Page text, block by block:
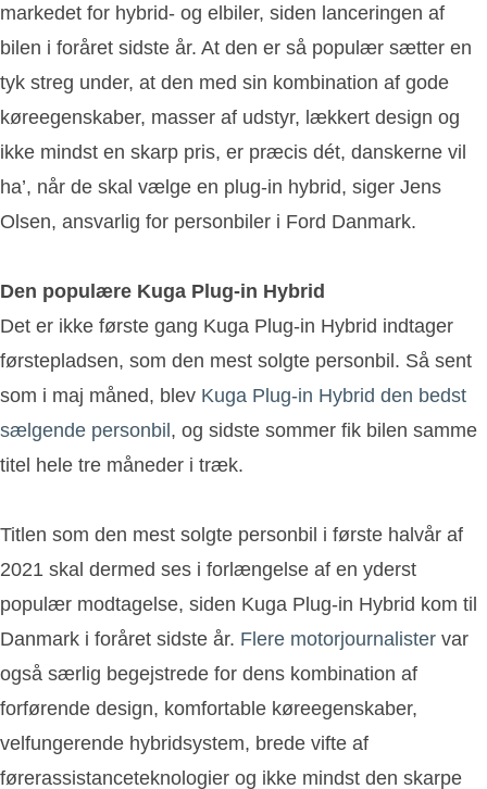
markedet for hybrid- og elbiler, siden lanceringen af
bilen i foråret sidste år. At den er så populær sætter en
tyk streg under, at den med sin kombination af gode
køreegenskaber, masser af udstyr, lækkert design og
ikke mindst en skarp pris, er præcis dét, danskerne vil
ha’, når de skal vælge en plug-in hybrid, siger Jens
Olsen, ansvarlig for personbiler i Ford Danmark.
Den populære Kuga Plug-in Hybrid
Det er ikke første gang Kuga Plug-in Hybrid indtager
førstepladsen, som den mest solgte personbil. Så sent
som i maj måned, blev Kuga Plug-in Hybrid den bedst
sælgende personbil, og sidste sommer fik bilen samme
titel hele tre måneder i træk.
Titlen som den mest solgte personbil i første halvår af
2021 skal dermed ses i forlængelse af en yderst
populær modtagelse, siden Kuga Plug-in Hybrid kom til
Danmark i foråret sidste år. Flere motorjournalister var
også særlig begejstrede for dens kombination af
forførende design, komfortable køreegenskaber,
velfungerende hybridsystem, brede vifte af
førerassistanceteknologier og ikke mindst den skarpe